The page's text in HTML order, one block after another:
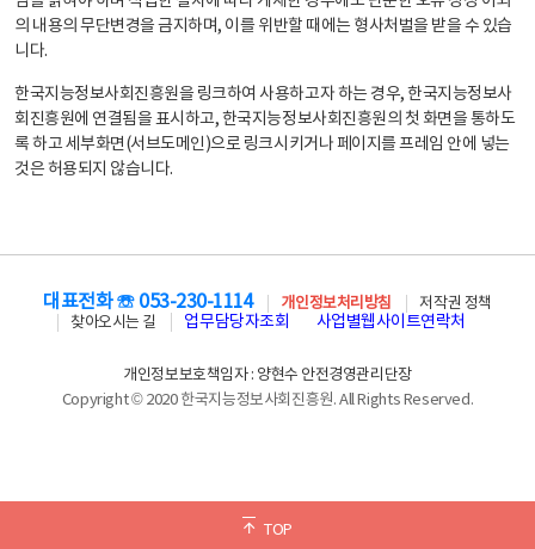
의 내용의 무단변경을 금지하며, 이를 위반할 때에는 형사처벌을 받을 수 있습
니다.
한국지능정보사회진흥원을 링크하여 사용하고자 하는 경우, 한국지능정보사
회진흥원에 연결됨을 표시하고, 한국지능정보사회진흥원의 첫 화면을 통하도
록 하고 세부화면(서브도메인)으로 링크시키거나 페이지를 프레임 안에 넣는
것은 허용되지 않습니다.
TOP
대표전화 ☏ 053-230-1114 개인정보처리방침
저작권 정책
찾아오시는 길
업무담당자조회 사업별웹사이트연락처
개인정보보호책임자 : 양현수 안전경영관리단장
Copyright © 2020 한국지능정보사회진흥원. All Rights Reserved.